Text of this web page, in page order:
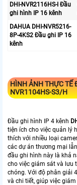
DHI-NVR2116HS-I Đầu
ghi hình IP 16 kênh
DAHUA DHI-NVR5216-
8P-4KS2 Đầu ghi IP 16
kênh
HÌNH ẢNH THỰC TẾ
NVR1104HS-S3/H
Đầu ghi hình IP 4 kênh
tiện ích cho việc quản lý
thích với nhiều loại
các dự án thương mại
đầu ghi hình này là khả
cho việc giám sát và lưu
chóng. Với độ phân giải
và chi tiết, giúp việc